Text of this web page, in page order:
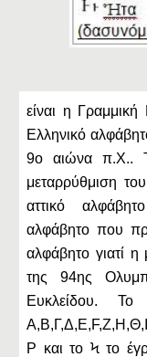
είναι η
Ελληνικό
9ο αιώνα π.Χ..
μεταρρύθμιση
αττικό
αλφάβητο που
αλφάβητο γιατί η
της 94ης
Ευκλείδου. Το
Ρ και το Ϟ το